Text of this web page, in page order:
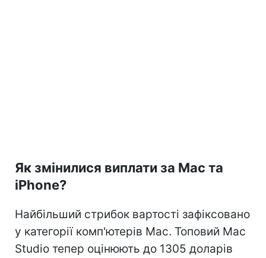
Як змінилися виплати за Mac та
iPhone?
Найбільший стрибок вартості зафіксовано
у категорії комп'ютерів Mac. Топовий Mac
Studio тепер оцінюють до 1305 доларів